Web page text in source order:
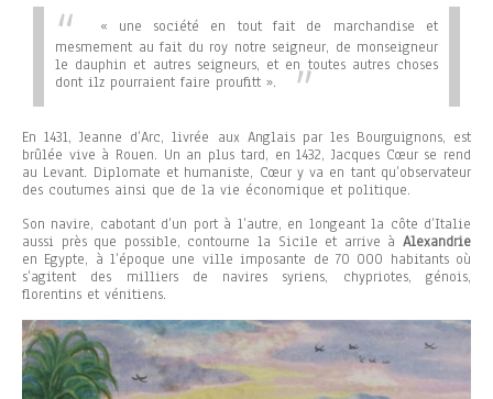
« une société en tout fait de marchandise et
mesmement au fait du roy notre seigneur, de monseigneur
le dauphin et autres seigneurs, et en toutes autres choses
dont ilz pourraient faire proufitt ».
En 1431, Jeanne d’Arc, livrée aux Anglais par les Bourguignons, est
brûlée vive à Rouen. Un an plus tard, en 1432, Jacques Cœur se rend
au Levant. Diplomate et humaniste, Cœur y va en tant qu’observateur
des coutumes ainsi que de la vie économique et politique.
Son navire, cabotant d’un port à l’autre, en longeant la côte d’Italie
aussi près que possible, contourne la Sicile et arrive à Alexandrie
en Egypte, à l’époque une ville imposante de 70 000 habitants où
s’agitent des milliers de navires syriens, chypriotes, génois,
florentins et vénitiens.